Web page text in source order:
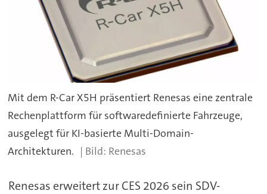
Mit dem R-Car X5H präsentiert Renesas eine zentrale
Rechenplattform für softwaredefinierte Fahrzeuge,
ausgelegt für KI-basierte Multi-Domain-
Architekturen.
Renesas
Renesas erweitert zur CES 2026 sein SDV-